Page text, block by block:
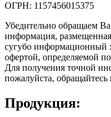
ОГРН: 1157456015375
Убедительно обращаем
информация,
сугубо информационный
офертой, определяемой
Для получения точной
пожалуйста,
Продукция: